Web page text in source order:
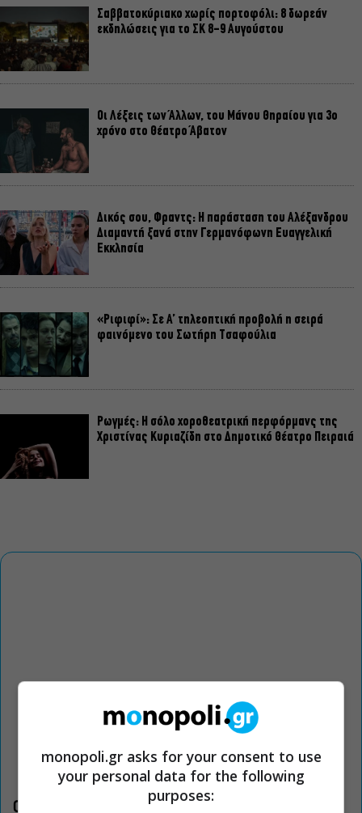
Σαββατοκύριακο χωρίς πορτοφόλι: 8 δωρεάν
εκδηλώσεις για το ΣΚ 8-9 Αυγούστου
Οι Λέξεις των Άλλων, του Μάνου Θηραίου για 3ο
χρόνο στο Θέατρο Άβατον
Δικός σου, Φραντς: Η παράσταση του Αλέξανδρου
Διαμαντή ξανά στην Γερμανόφωνη Ευαγγελική
Εκκλησία
«Ριφιφί»: Σε Α’ τηλεοπτική προβολή η σειρά
φαινόμενο του Σωτήρη Τσαφούλια
Ρωγμές: Η σόλο χοροθεατρική περφόρμανς της
Χριστίνας Κυριαζίδη στο Δημοτικό Θέατρο Πειραιά
Οι «Τρωάδες» στην Επίδαυρο αλλάζουν την αντίληψη για
monopoli.gr asks for your consent to use
your personal data for the following
purposes: